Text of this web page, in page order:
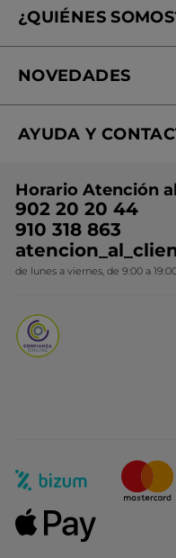
Tratamientos de
Mi club Yves Rocher
¿QUIÉNES
¿Quiénes somos?
Nuestros compromisos
Conviértete en
NOVEDADES
Rebajas
Ideas de Regalo
Colección Monoi
Novedades del mes
AYUDA Y
Contacto
Horario Atención
902 20 20 44
910 318 863
de lunes a viernes, de 9:00 a